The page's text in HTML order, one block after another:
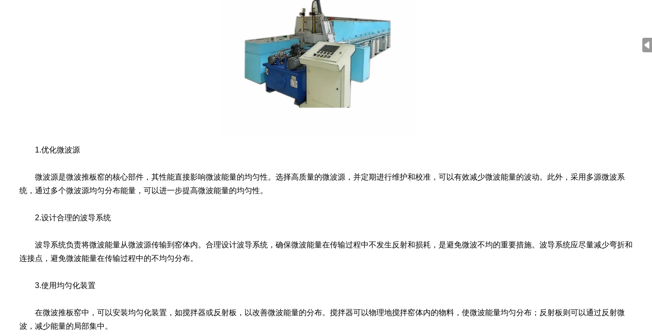
1.优化微波源
微波源是微波推板窑的核心部件，其性能直接影响微波能量的均匀性。选择高质量的微波源，并定期进行维护和校准，可以有效减少微波能量的波动。此外，采用多源微波系
统，通过多个微波源均匀分布能量，可以进一步提高微波能量的均匀性。
2.设计合理的波导系统
波导系统负责将微波能量从微波源传输到窑体内。合理设计波导系统，确保微波能量在传输过程中不发生反射和损耗，是避免微波不均的重要措施。波导系统应尽量减少弯折和
连接点，避免微波能量在传输过程中的不均匀分布。
3.使用均匀化装置
在微波推板窑中，可以安装均匀化装置，如搅拌器或反射板，以改善微波能量的分布。搅拌器可以物理地搅拌窑体内的物料，使微波能量均匀分布；反射板则可以通过反射微
波，减少能量的局部集中。